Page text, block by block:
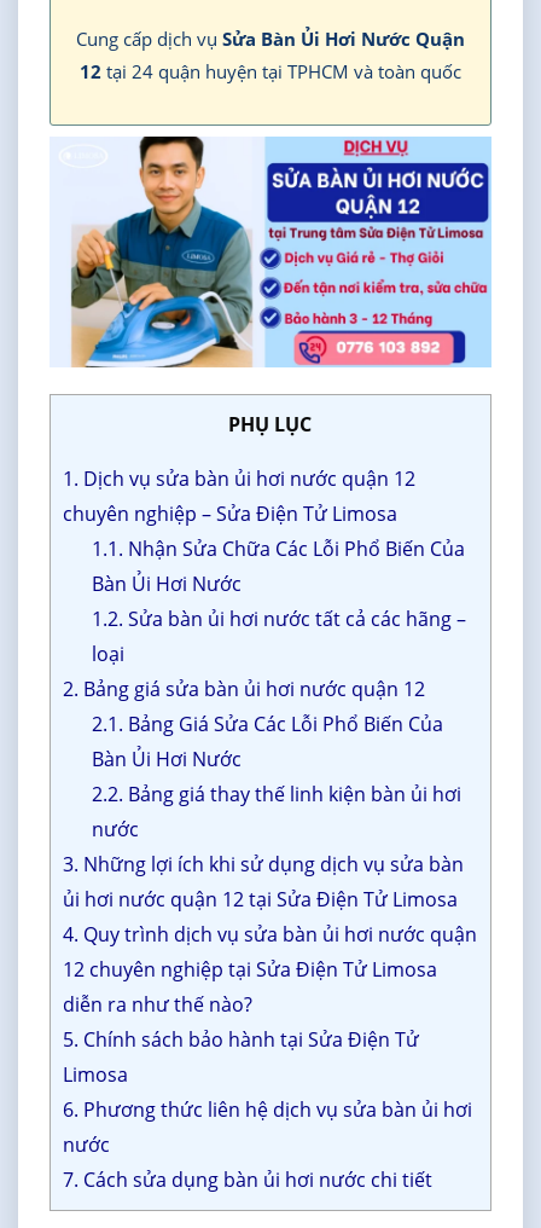
Cung cấp dịch vụ Sửa Bàn Ủi Hơi Nước Quận
12 tại 24 quận huyện tại TPHCM và toàn quốc
PHỤ LỤC
1. Dịch vụ sửa bàn ủi hơi nước quận 12
chuyên nghiệp – Sửa Điện Tử Limosa
1.1. Nhận Sửa Chữa Các Lỗi Phổ Biến Của
Bàn Ủi Hơi Nước
1.2. Sửa bàn ủi hơi nước tất cả các hãng –
loại
2. Bảng giá sửa bàn ủi hơi nước quận 12
2.1. Bảng Giá Sửa Các Lỗi Phổ Biến Của
Bàn Ủi Hơi Nước
2.2. Bảng giá thay thế linh kiện bàn ủi hơi
nước
3. Những lợi ích khi sử dụng dịch vụ sửa bàn
ủi hơi nước quận 12 tại Sửa Điện Tử Limosa
4. Quy trình dịch vụ sửa bàn ủi hơi nước quận
12 chuyên nghiệp tại Sửa Điện Tử Limosa
diễn ra như thế nào?
5. Chính sách bảo hành tại Sửa Điện Tử
Limosa
6. Phương thức liên hệ dịch vụ sửa bàn ủi hơi
nước
7. Cách sửa dụng bàn ủi hơi nước chi tiết